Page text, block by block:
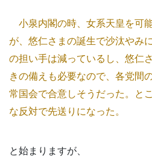
小泉内閣の時、女系天皇を可
が、悠仁さまの誕生で沙汰やみ
の担い手は減っているし、悠仁
きの備えも必要なので、各党間
常国会で合意しそうだった。と
な反対で先送りになった。
と始まりますが、